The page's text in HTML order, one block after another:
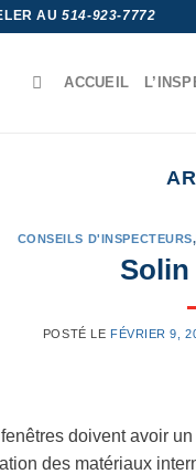
AU514-923-7772
ACCUEIL
CONSEILS D'INSPECTEURS,
Solin
POSTÉ LE FÉVRIER 9,
doivent avoir
des matériaux